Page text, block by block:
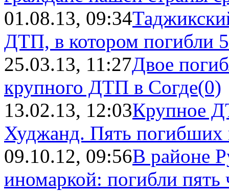
01.08.13, 09:34
ДТП, в котором погибли
25.03.13, 11:27Двое
крупного ДТП в Согде(0)
13.02.13, 12:03Крупное
Худжанд. Пять погибших
09.10.12, 09:56В районе
иномаркой: погибли пять